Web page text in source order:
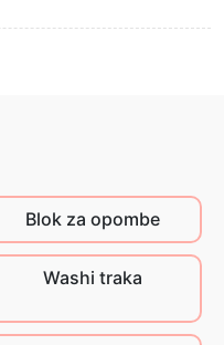
Blok za opombe
Washi traka